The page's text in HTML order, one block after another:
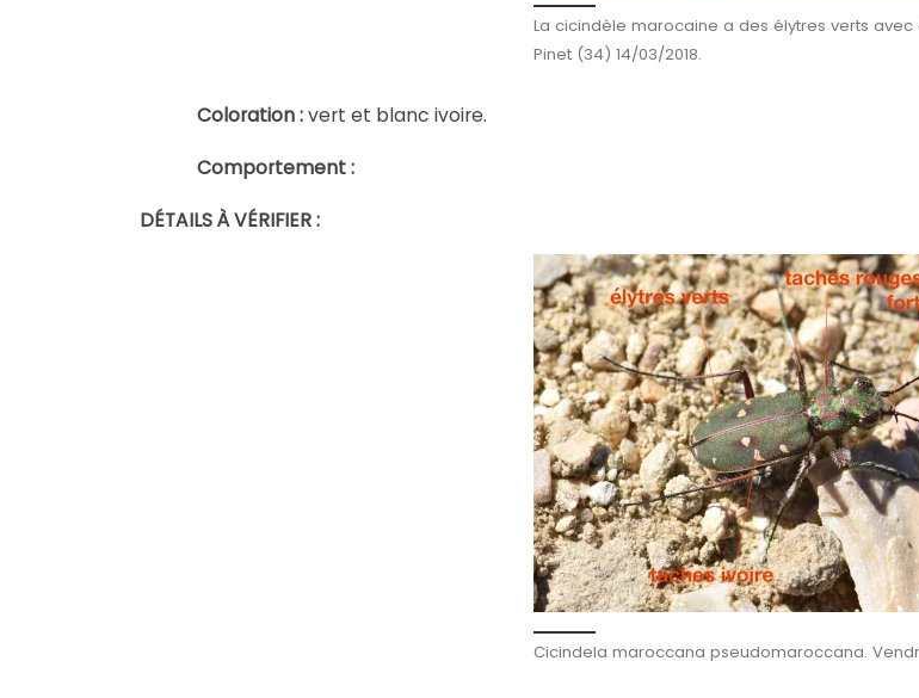
La cicindèle marocaine a des élytres verts avec
Pinet (34) 14/03/2018.
Coloration :vert et blanc ivoire.
Comportement :
DÉTAILS À VÉRIFIER :
Cicindela maroccana pseudomaroccana.